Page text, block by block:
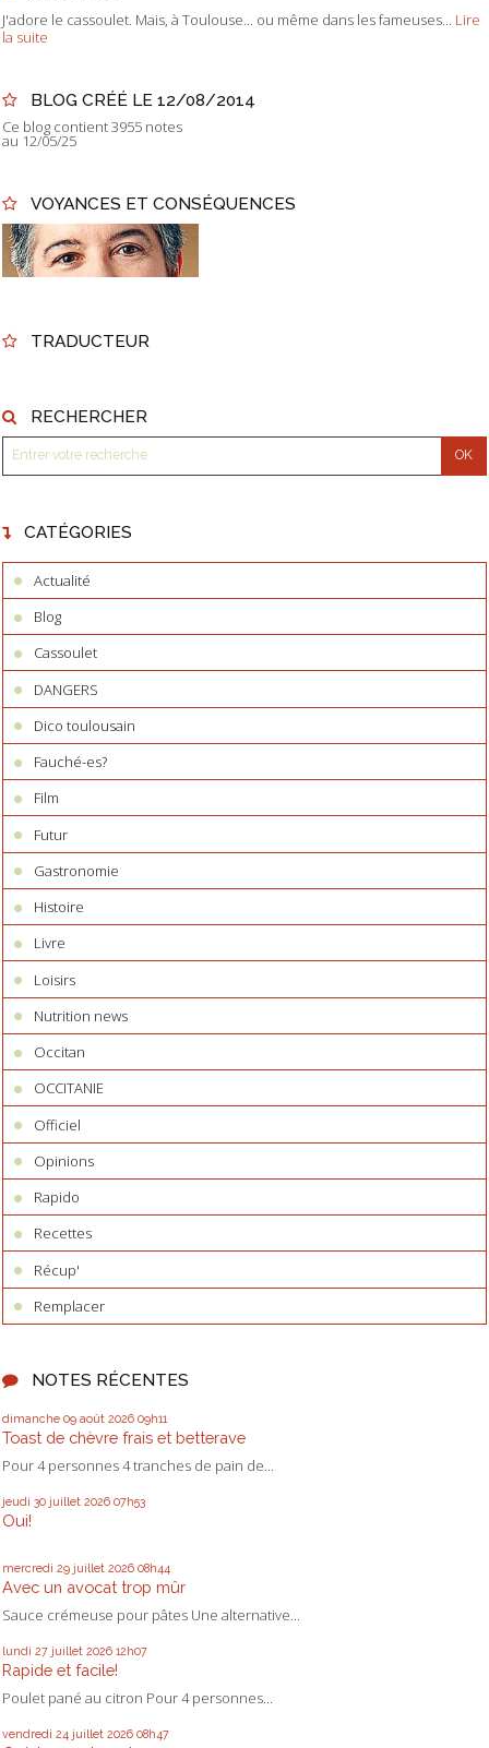
J'adore le cassoulet. Mais, à Toulouse... ou même dans les fameuses...
Lire
la suite
BLOG CRÉÉ LE 12/08/2014
Ce blog contient 3955 notes
au 12/05/25
VOYANCES ET CONSÉQUENCES
TRADUCTEUR
RECHERCHER
CATÉGORIES
Actualité
Blog
Cassoulet
DANGERS
Dico toulousain
Fauché-es?
Film
Futur
Gastronomie
Histoire
Livre
Loisirs
Nutrition news
Occitan
OCCITANIE
Officiel
Opinions
Rapido
Recettes
Récup'
Remplacer
NOTES RÉCENTES
dimanche 09 août 2026 09h11
Toast de chèvre frais et betterave
Pour 4 personnes 4 tranches de pain de...
jeudi 30 juillet 2026 07h53
Oui!
mercredi 29 juillet 2026 08h44
Avec un avocat trop mûr
Sauce crémeuse pour pâtes Une alternative...
lundi 27 juillet 2026 12h07
Rapide et facile!
Poulet pané au citron Pour 4 personnes...
vendredi 24 juillet 2026 08h47